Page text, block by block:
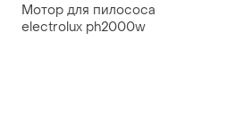
Мотор для пилососа
electrolux ph2000w